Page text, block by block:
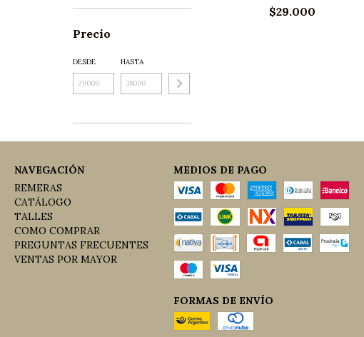
Precio
DESDE HASTA
$29.000
NAVEGACIÓN
REMERAS
CATÁLOGO
TALLES
COMO COMPRAR
PREGUNTAS FRECUENTES
VENTAS POR MAYOR
MEDIOS DE PAGO
FORMAS DE ENVÍO